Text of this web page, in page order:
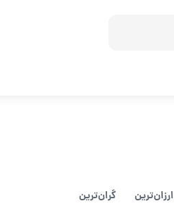
ارزان‌ترین گران‌ترین